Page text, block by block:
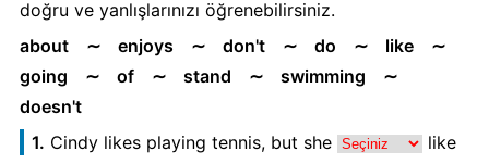
doğru ve yanlışlarınızı öğrenebilirsiniz.
about ∼ enjoys ∼ don't ∼ do ∼ like ∼
going ∼ of ∼ stand ∼ swimming ∼
doesn't
1. Cindy likes playing tennis, but she
like